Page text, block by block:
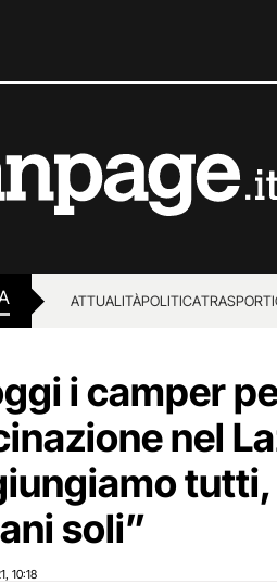
ATTUALITÀPOLITICATRASPORTI
i camper
nel
soli”
10:18